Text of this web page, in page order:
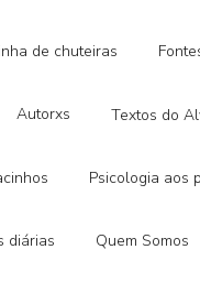
de chuteiras
Autorxs Textos do
Psicologia aos
diárias Quem Somos